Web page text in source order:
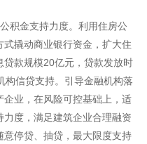
积金支持力度。利用住房公
撬动商业银行资金，扩大住
贷款规模20亿元，贷款发放时
构信贷支持。引导金融机构落
业，在风险可控基础上，适
度，满足建筑企业合理融资
停贷、抽贷，最大限度支持